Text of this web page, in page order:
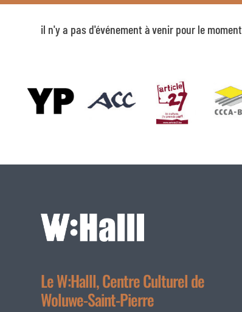
il n'y a pas d'événement à venir pour le moment.
Le W:Halll, Centre Culturel de
Woluwe-Saint-Pierre